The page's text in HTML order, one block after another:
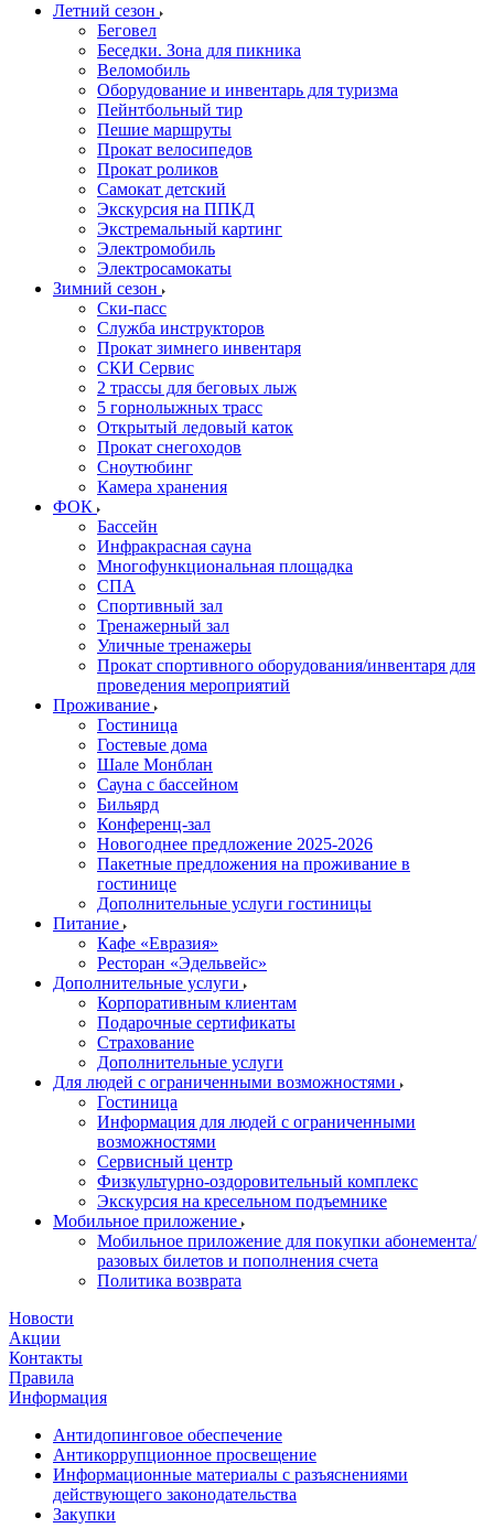
Летний сезон
Беговел
Беседки. Зона для пикника
Веломобиль
Оборудование и инвентарь для туризма
Пейнтбольный тир
Пешие маршруты
Прокат велосипедов
Прокат роликов
Самокат детский
Экскурсия на ППКД
Экстремальный картинг
Электромобиль
Электросамокаты
Зимний сезон
Ски-пасс
Служба инструкторов
Прокат зимнего инвентаря
СКИ Сервис
2 трассы для беговых лыж
5 горнолыжных трасс
Открытый ледовый каток
Прокат снегоходов
Сноутюбинг
Камера хранения
ФОК
Бассейн
Инфракрасная сауна
Многофункциональная площадка
СПА
Спортивный зал
Тренажерный зал
Уличные тренажеры
Прокат спортивного оборудования/инвентаря для
проведения мероприятий
Проживание
Гостиница
Гостевые дома
Шале Монблан
Сауна с бассейном
Бильярд
Конференц-зал
Новогоднее предложение 2025-2026
Пакетные предложения на проживание в
гостинице
Дополнительные услуги гостиницы
Питание
Кафе «Евразия»
Ресторан «Эдельвейс»
Дополнительные услуги
Корпоративным клиентам
Подарочные сертификаты
Страхование
Дополнительные услуги
Для людей с ограниченными возможностями
Гостиница
Информация для людей с ограниченными
возможностями
Сервисный центр
Физкультурно-оздоровительный комплекс
Экскурсия на кресельном подъемнике
Мобильное приложение
Мобильное приложение для покупки абонемента/
разовых билетов и пополнения счета
Политика возврата
Новости
Акции
Контакты
Правила
Информация
Антидопинговое обеспечение
Антикоррупционное просвещение
Информационные материалы с разъяснениями
действующего законодательства
Закупки